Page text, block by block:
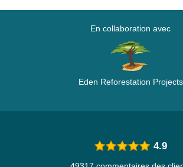
En collaboration avec
Eden Reforestation Projects
4.9